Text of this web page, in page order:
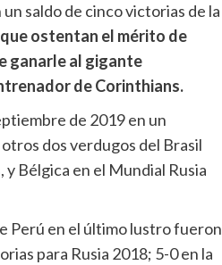
saldo de cinco victorias de la
ostentan el mérito de
ganarle al gigante
de Corinthians.
de 2019 en un
dos verdugos del Brasil
Bélgica en el Mundial Rusia
Perú en el último lustro fueron
para Rusia 2018; 5-0 en la